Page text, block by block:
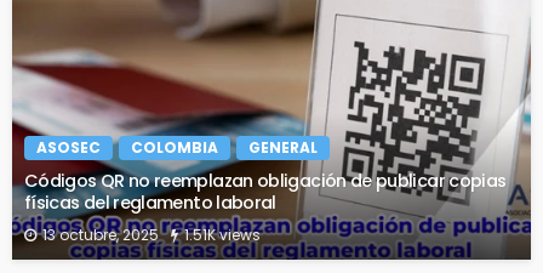
ASOSEC COLOMBIA GENERAL
Códigos QR no reemplazan obligación de publicar copias
físicas del reglamento laboral
13 octubre, 2025 1.51K views